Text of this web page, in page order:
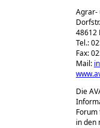
Agrar-
48612
Tel.:
Fax:
Mail:
Die
in den